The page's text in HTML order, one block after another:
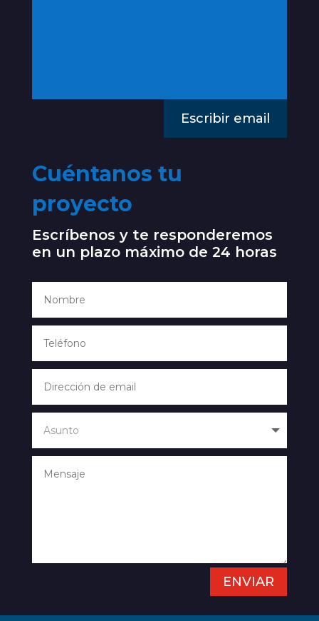
Escribir email
Cuéntanos tu
proyecto
Escríbenos y te responderemos
en un plazo máximo de 24 horas
ENVIAR